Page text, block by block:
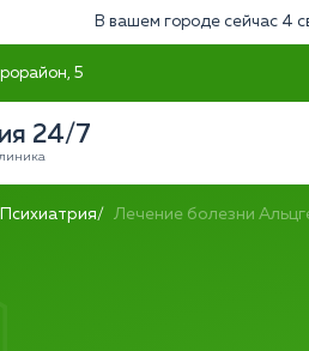
В вашем городе сейчас 4
5
24/7
Психиатрия Лечение болезни